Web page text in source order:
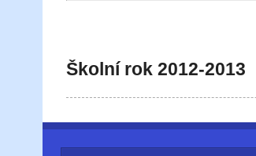
Školní rok 2012-2013